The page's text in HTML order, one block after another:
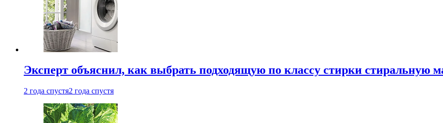
Эксперт объяснил, как выбрать подходящую по классу стирки стиральную
2 года спустя2 года спустя